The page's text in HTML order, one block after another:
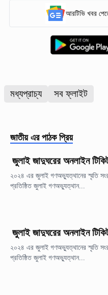
আরটিভি খবর
মধ্যপ্রাচ্য সব ফ্লাইট
জাতীয় এর পাঠক প্রিয়
জুলাই জাদুঘরের অনলাইন
২০২৪ এর জুলাই গণঅভ্যুত্থানের স্মৃতি
প্রতিষ্ঠিত জুলাই গণঅভ্যুত্থান...
জুলাই জাদুঘরের অনলাইন
২০২৪ এর জুলাই গণঅভ্যুত্থানের স্মৃতি
প্রতিষ্ঠিত জুলাই গণঅভ্যুত্থান...